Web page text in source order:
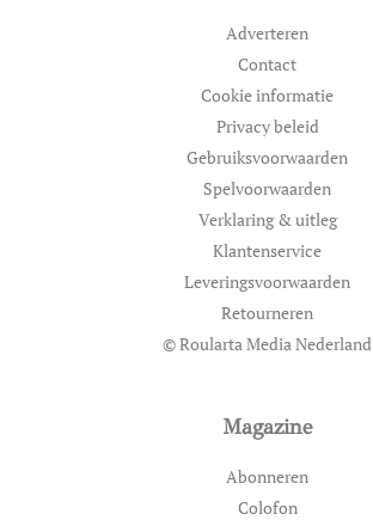
Adverteren
Contact
Cookie informatie
Privacy beleid
Gebruiksvoorwaarden
Spelvoorwaarden
Verklaring & uitleg
Klantenservice
Leveringsvoorwaarden
Retourneren
© Roularta Media Nederland
Magazine
Abonneren
Colofon